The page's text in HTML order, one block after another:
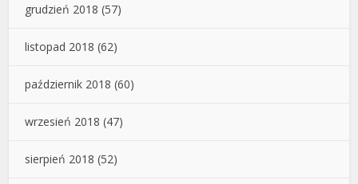
grudzień 2018 (57)
listopad 2018 (62)
październik 2018 (60)
wrzesień 2018 (47)
sierpień 2018 (52)